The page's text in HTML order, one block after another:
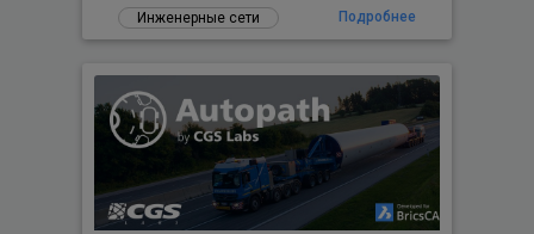
Инженерные сети
Подробнее